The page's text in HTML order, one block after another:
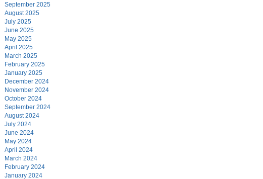
September 2025
August 2025
July 2025
June 2025
May 2025
April 2025
March 2025
February 2025
January 2025
December 2024
November 2024
October 2024
September 2024
August 2024
July 2024
June 2024
May 2024
April 2024
March 2024
February 2024
January 2024